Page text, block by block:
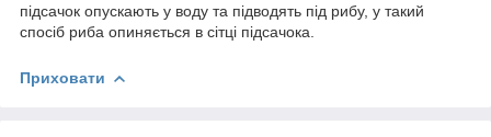
підсачок опускають у воду та підводять під рибу, у такий
спосіб риба опиняється в сітці підсачока.
Приховати